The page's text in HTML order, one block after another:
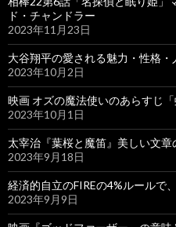
ド・チャンドラー
2023年11月23日
大谷翔平の愛される魅力・性格・
2023年10月2日
映画 オズの魔法使いのあらすじ
2023年10月1日
太宰治『葉桜と魔笛』美しい文
2023年9月18日
経済的自立のFIREの4%ルールで
2023年9月9日